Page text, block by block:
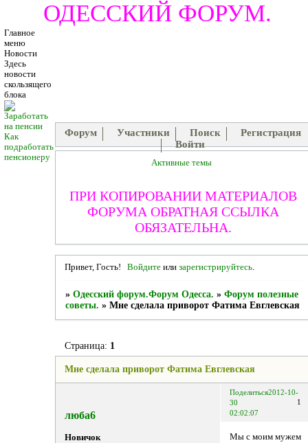
ОДЕССКИЙ ФОРУМ.
Главное
меню
Новости
Здесь
новости
скользящего
блока
Как
подработать
пенсионеру
Форум Участники Поиск
Регистрация
Войти
Активные темы
ПРИ КОПИРОВАНИИ МАТЕРИАЛОВ
ФОРУМА ОБРАТНАЯ ССЫЛКА
ОБЯЗАТЕЛЬНА.
Привет, Гость! Войдитеили зарегистрируйтесь.
» Одесский форум.Форум Одесса. » Форум полезные
советы. » Мне сделала приворот Фатима Евглевская
Мне сделала приворот Фатима Евглевская
Страница: 1
Поделиться
1
2012-10-
30
02:02:07
люба6
Новичок
Мы с моим мужем